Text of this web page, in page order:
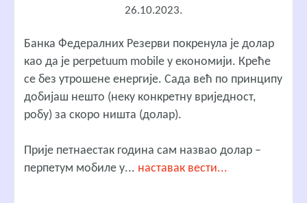
26.10.2023.
Банка Федералних Резерви покренула је долар
као да је perpetuum mobile у економији. Креће
се без утрошене енергије. Сада већ по принципу
добијаш нешто (неку конкретну вриједност,
робу) за скоро ништа (долар).
Прије петнаестак година сам назвао долар –
перпетум мобиле у... наставак вести...